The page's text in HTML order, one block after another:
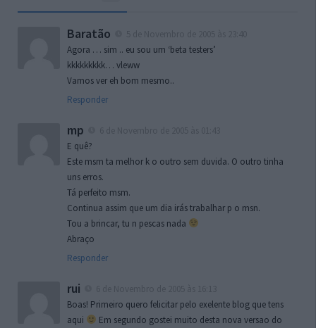
Baratão
Agora … sim .. eu sou um ‘beta testers’
kkkkkkkkk… vleww
Vamos ver eh bom mesmo..
Responder
mp
E quê?
Este msm ta melhor k o outro sem duvida. O outro tinha
uns erros.
Tá perfeito msm.
Continua assim que um dia irás trabalhar p o msn.
Tou a brincar, tu n pescas nada
Abraço
Responder
rui
Boas! Primeiro quero felicitar pelo exelente blog que tens
aqui
Em segundo gostei muito desta nova versao do